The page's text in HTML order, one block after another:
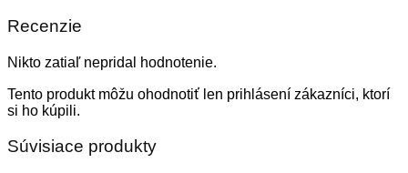
Recenzie
Nikto zatiaľ nepridal hodnotenie.
Tento produkt môžu ohodnotiť len prihlásení zákazníci, ktorí
si ho kúpili.
Súvisiace produkty